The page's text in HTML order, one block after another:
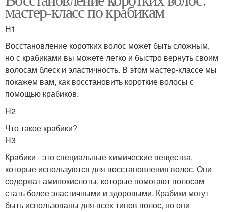
мастер-класс по крабикам
H1
Восстановление коротких волос может быть сложным,
но с крабиками вы можете легко и быстро вернуть своим
волосам блеск и эластичность. В этом мастер-классе мы
покажем вам, как восстановить короткие волосы с
помощью крабиков.
H2
Что такое крабики?
H3
Крабики - это специальные химические вещества,
которые используются для восстановления волос. Они
содержат аминокислоты, которые помогают волосам
стать более эластичными и здоровыми. Крабики могут
быть использованы для всех типов волос, но они